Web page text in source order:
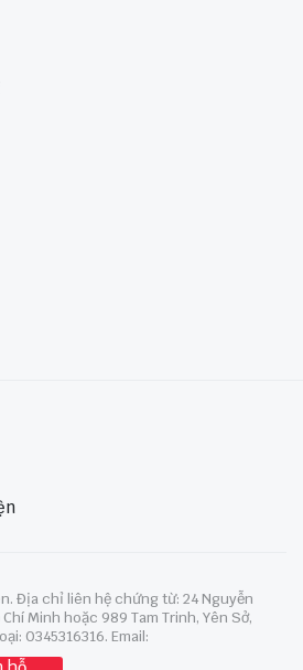
Địa chỉ liên hệ chứng từ: 24 Nguyễn
Chí Minh hoặc 989 Tam Trinh, Yên Sở,
0345316316. Email: